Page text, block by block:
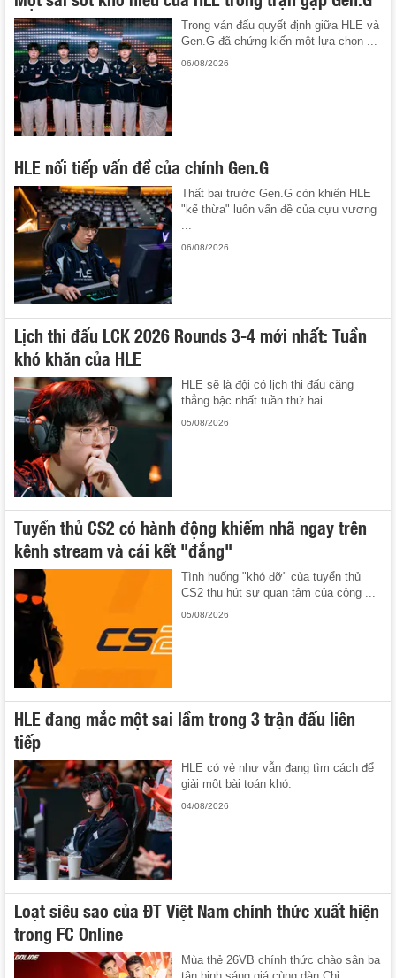
Trong ván đấu quyết định giữa HLE và
Gen.G đã chứng kiến một lựa chọn ...
06/08/2026
HLE nối tiếp vấn đề của chính Gen.G
Thất bại trước Gen.G còn khiến HLE
"kế thừa" luôn vấn đề của cựu vương
...
06/08/2026
Lịch thi đấu LCK 2026 Rounds 3-4 mới nhất: Tuần
khó khăn của HLE
HLE sẽ là đội có lịch thi đấu căng
thẳng bậc nhất tuần thứ hai ...
05/08/2026
Tuyển thủ CS2 có hành động khiếm nhã ngay trên
kênh stream và cái kết "đắng"
Tình huống "khó đỡ" của tuyển thủ
CS2 thu hút sự quan tâm của cộng ...
05/08/2026
HLE đang mắc một sai lầm trong 3 trận đấu liên
tiếp
HLE có vẻ như vẫn đang tìm cách để
giải một bài toán khó.
04/08/2026
Loạt siêu sao của ĐT Việt Nam chính thức xuất hiện
trong FC Online
Mùa thẻ 26VB chính thức chào sân ba